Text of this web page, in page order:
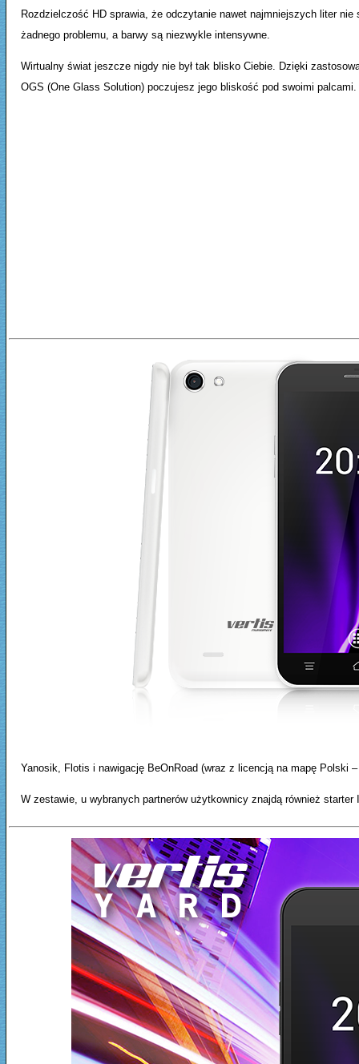
Rozdzielczość HD sprawia, że odczytanie nawet najmniejszych liter nie
żadnego problemu, a barwy są niezwykle intensywne.
Wirtualny świat jeszcze nigdy nie był tak blisko Ciebie. Dzięki
OGS (One Glass Solution) poczujesz jego bliskość pod swoimi palcami.
Yanosik, Flotis i nawigację BeOnRoad (wraz z licencją na mapę Polski
W zestawie, u wybranych partnerów użytkownicy znajdą również